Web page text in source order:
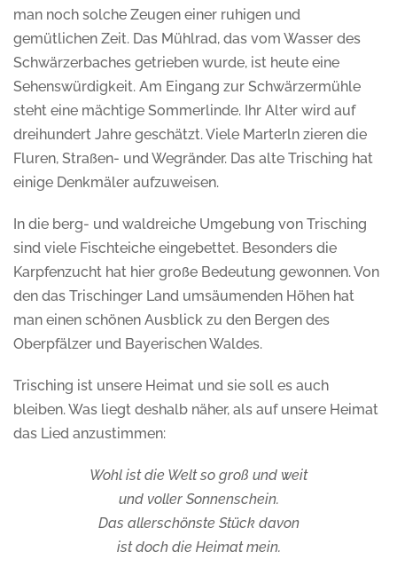
man noch solche Zeugen einer ruhigen und
gemütlichen Zeit. Das Mühlrad, das vom Wasser des
Schwärzerbaches getrieben wurde, ist heute eine
Sehenswürdigkeit. Am Eingang zur Schwärzermühle
steht eine mächtige Sommerlinde. Ihr Alter wird auf
dreihundert Jahre geschätzt. Viele Marterln zieren die
Fluren, Straßen- und Wegränder. Das alte Trisching hat
einige Denkmäler aufzuweisen.
In die berg- und waldreiche Umgebung von Trisching
sind viele Fischteiche eingebettet. Besonders die
Karpfenzucht hat hier große Bedeutung gewonnen. Von
den das Trischinger Land umsäumenden Höhen hat
man einen schönen Ausblick zu den Bergen des
Oberpfälzer und Bayerischen Waldes.
Trisching ist unsere Heimat und sie soll es auch
bleiben. Was liegt deshalb näher, als auf unsere Heimat
das Lied anzustimmen:
Wohl ist die Welt so groß und weit
und voller Sonnenschein.
Das allerschönste Stück davon
ist doch die Heimat mein.